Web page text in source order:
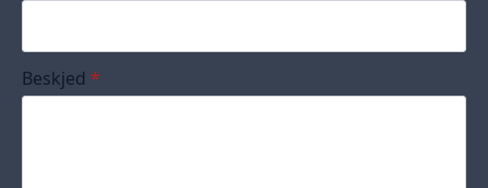
Beskjed *